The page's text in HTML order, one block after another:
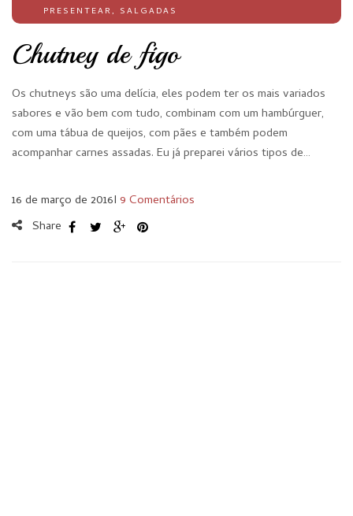
PRESENTEAR, SALGADAS
Chutney de figo
Os chutneys são uma delícia, eles podem ter os mais variados
sabores e vão bem com tudo, combinam com um hambúrguer,
com uma tábua de queijos, com pães e também podem
acompanhar carnes assadas. Eu já preparei vários tipos de…
16 de março de 2016I 9 Comentários
Share